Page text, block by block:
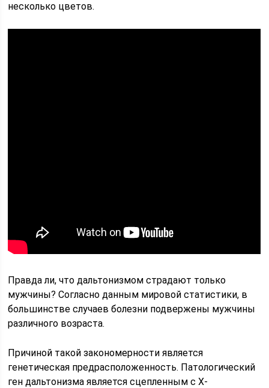
несколько цветов.
Правда ли, что дальтонизмом страдают только
мужчины? Согласно данным мировой статистики, в
большинстве случаев болезни подвержены мужчины
различного возраста.
Причиной такой закономерности является
генетическая предрасположенность. Патологический
ген дальтонизма является сцепленным с Х-